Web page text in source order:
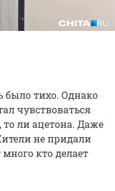
было тихо. Однако
чувствоваться
ли ацетона. Даже
не придали
кто делает